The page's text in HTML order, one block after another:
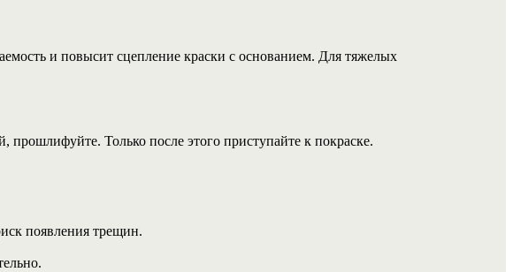
и повысит сцепление краски с основанием. Для тяжелых
прошлифуйте. Только после этого приступайте к покраске.
появления трещин.